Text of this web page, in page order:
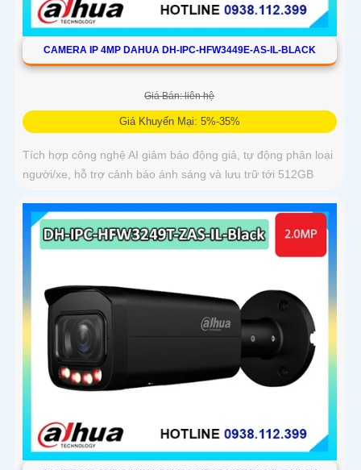
CAMERA IP 4MP DAHUA DH-IPC-HFW3449E-AS-IL-BLACK
Giá Bán: liên hệ
Giá Khuyến Mại: 5%-35%
Tích hợp công nghệ AI giảm báo động giả, tự động phân loại
người/xe, hỗ trợ cảnh báo ánh sáng và lưu trữ tới 512GB